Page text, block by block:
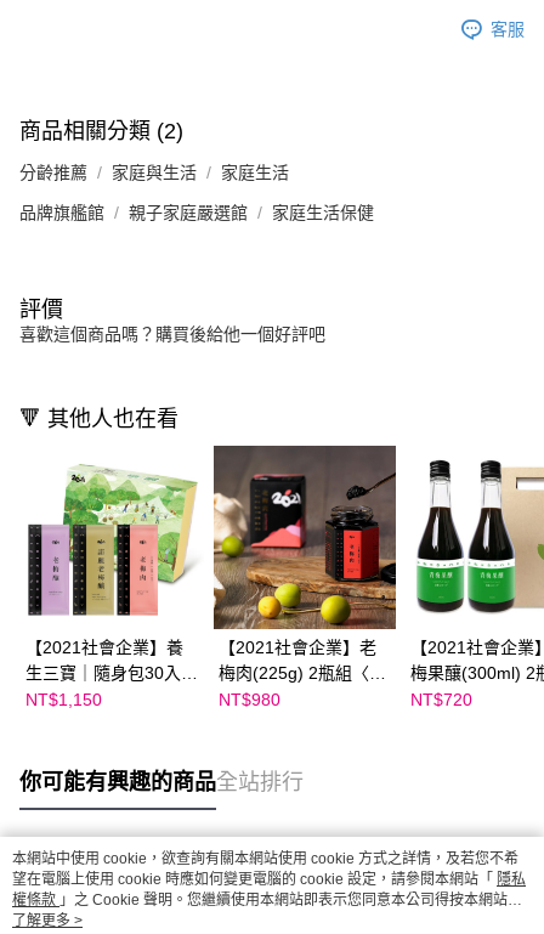
客服
商品相關分類 (2)
分齡推薦 家庭與生活 家庭生活
品牌旗艦館 親子家庭嚴選館 家庭生活保健
評價
喜歡這個商品嗎？購買後給他一個好評吧
🔻 其他人也在看
【2021社會企業】養
生三寶｜隨身包30入
〈獨家贈: 老梅肉
NT$1,150
【2021社會企業】老
梅肉(225g) 2瓶組〈獨
家贈: 老梅肉12g*2
NT$980
【2021社會企業
梅果釀(300ml) 2
〈獨家贈: 老梅肉
NT$720
你可能有興趣的商品全站排行
熱門標籤
本網站中使用 cookie，欲查詢有關本網站使用 cookie 方式之詳情，及若您不希
望在電腦上使用 cookie 時應如何變更電腦的 cookie 設定，請參閱本網站「 隱私
權條款 」之 Cookie 聲明。您繼續使用本網站即表示您同意本公司得按本網站使
用條款之 Cookie 聲明使用 cookie。
了解更多 >